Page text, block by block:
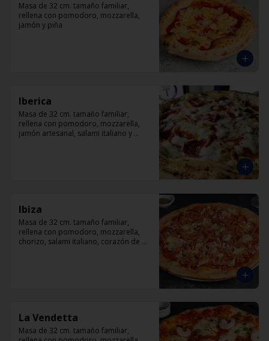
Masa de 32 cm. tamaño familiar,
rellena con pomodoro, mozzarella,
jamón y piña
Iberica
Masa de 32 cm. tamaño familiar,
rellena con pomodoro, mozzarella,
jamón artesanal, salami italiano y
Ibiza
Masa de 32 cm. tamaño familiar,
rellena con pomodoro, mozzarella,
chorizo, salami italiano, corazón de
La Vendetta
Masa de 32 cm. tamaño familiar,